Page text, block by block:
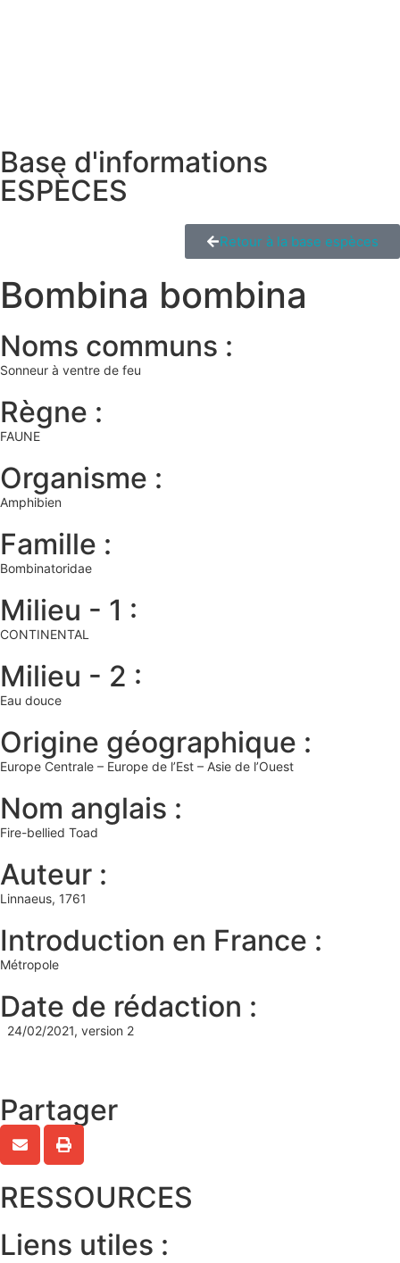
Base d'informations
ESPÈCES
Retour à la base espèces
Bombina bombina
Noms communs :
Sonneur à ventre de feu
Règne :
FAUNE
Organisme :
Amphibien
Famille :
Bombinatoridae
Milieu - 1 :
CONTINENTAL
Milieu - 2 :
Eau douce
Origine géographique :
Europe Centrale – Europe de l’Est – Asie de l’Ouest
Nom anglais :
Fire-bellied Toad
Auteur :
Linnaeus, 1761
Introduction en France :
Métropole
Date de rédaction :
24/02/2021, version 2
Partager
RESSOURCES
Liens utiles :